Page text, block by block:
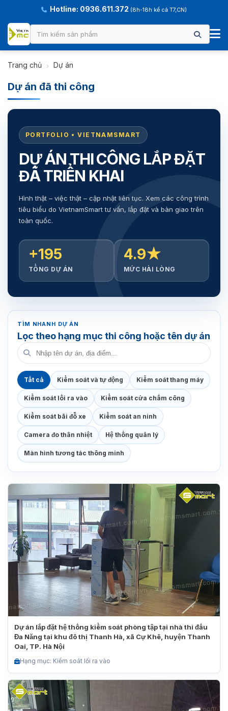
Hotline: 0936.611.372 (8h-18h kể cả T7,CN)
Trang chủ Dự án
Dự án đã thi công
PORTFOLIO • VIETNAMSMART
DỰ ÁN THI CÔNG LẮP ĐẶT
ĐÃ TRIỂN KHAI
Hình thật – việc thật – cập nhật liên tục. Xem các công trình
tiêu biểu do VietnamSmart tư vấn, lắp đặt và bàn giao trên
toàn quốc.
+195
TỔNG DỰ ÁN
4.9★
MỨC HÀI LÒNG
TÌM NHANH DỰ ÁN
Lọc theo hạng mục thi công hoặc tên dự án
Tất cả Kiểm soát và tự động Kiểm soát thang máy
Kiểm soát lối ra vào Kiểm soát cửa chấm công
Kiểm soát bãi đỗ xe Kiểm soát an ninh
Camera đo thân nhiệt Hệ thống quản lý
Màn hình tương tác thông minh
Dự án lắp đặt hệ thống kiểm soát phòng tập tại nhà thi đấu
Đa Năng tại khu đô thị Thanh Hà, xã Cự Khê, huyện Thanh
Oai, TP. Hà Nội
Hạng mục: Kiểm soát lối ra vào